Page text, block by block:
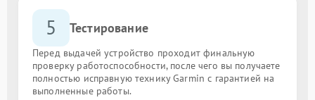
5 Тестирование
Перед выдачей устройство проходит финальную
проверку работоспособности, после чего вы получаете
полностью исправную технику Garmin с гарантией на
выполненные работы.